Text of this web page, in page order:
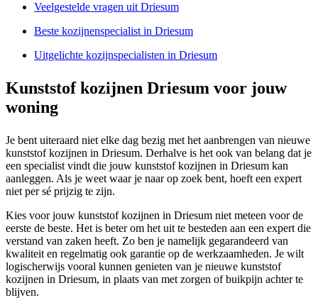
Veelgestelde vragen uit Driesum
Beste kozijnenspecialist in Driesum
Uitgelichte kozijnspecialisten in Driesum
Kunststof kozijnen Driesum voor jouw
woning
Je bent uiteraard niet elke dag bezig met het aanbrengen van nieuwe
kunststof kozijnen in Driesum. Derhalve is het ook van belang dat je
een specialist vindt die jouw kunststof kozijnen in Driesum kan
aanleggen. Als je weet waar je naar op zoek bent, hoeft een expert
niet per sé prijzig te zijn.
Kies voor jouw kunststof kozijnen in Driesum niet meteen voor de
eerste de beste. Het is beter om het uit te besteden aan een expert die
verstand van zaken heeft. Zo ben je namelijk gegarandeerd van
kwaliteit en regelmatig ook garantie op de werkzaamheden. Je wilt
logischerwijs vooral kunnen genieten van je nieuwe kunststof
kozijnen in Driesum, in plaats van met zorgen of buikpijn achter te
blijven.